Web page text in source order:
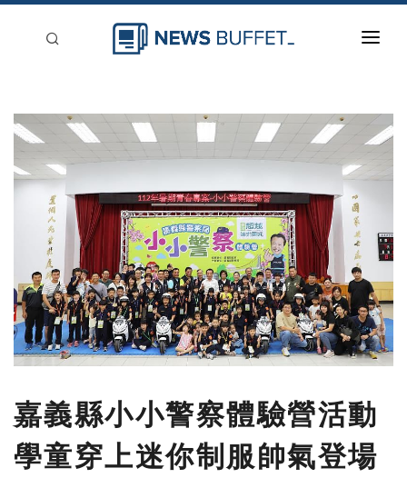
新聞稿分類
刊登
嘉義縣小小警察體驗營活動
學童穿上迷你制服帥氣登場